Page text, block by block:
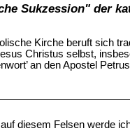
Sukzession" der
Kirche beruft sich
Christus selbst,
an den Apostel
diesem Felsen werde